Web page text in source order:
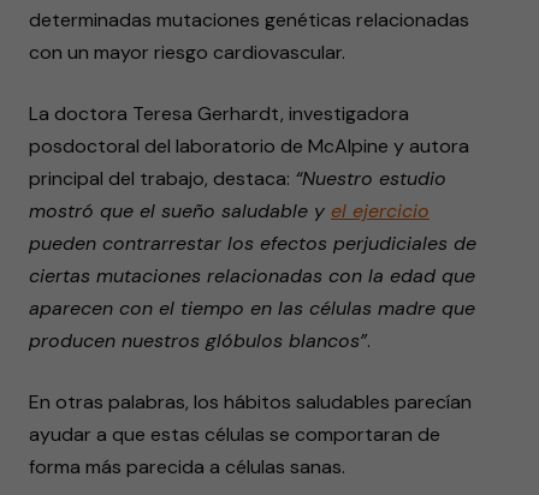
determinadas mutaciones genéticas relacionadas
con un mayor riesgo cardiovascular.
La doctora Teresa Gerhardt, investigadora
posdoctoral del laboratorio de McAlpine y autora
principal del trabajo, destaca: “Nuestro estudio
mostró que el sueño saludable y el ejercicio
pueden contrarrestar los efectos perjudiciales de
ciertas mutaciones relacionadas con la edad que
aparecen con el tiempo en las células madre que
producen nuestros glóbulos blancos”.
En otras palabras, los hábitos saludables parecían
ayudar a que estas células se comportaran de
forma más parecida a células sanas.